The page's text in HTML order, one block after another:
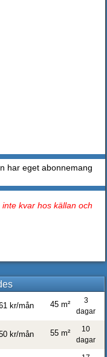
har eget abonnemang
kvar hos källan och
kr/mån
3
dagar
45 m²
kr/mån
10
dagar
55 m²